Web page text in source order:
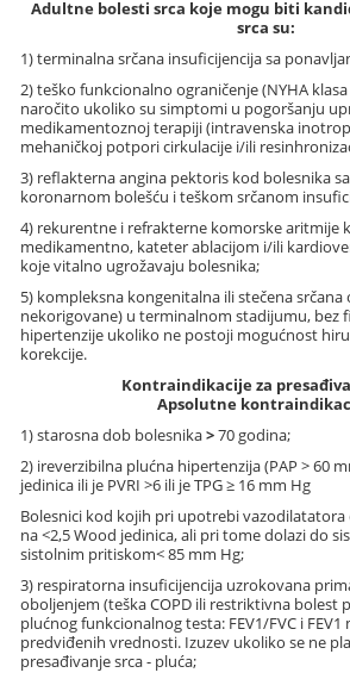
Adultne bolesti srca koje mogu biti
srca su:
1) terminalna srčana insuficijencija sa
2) teško funkcionalno ograničenje (NYHA
naročito ukoliko su simptomi u pogoršanju
medikamentoznoj terapiji (intravenska
mehaničkoj potpori cirkulacije i/ili
3) reflakterna angina pektoris kod bolesnika
koronarnom bolešću i teškom srčanom
4) rekurentne i refrakterne komorske aritmije
medikamentno, kateter ablacijom i/ili
koje vitalno ugrožavaju bolesnika;
5) kompleksna kongenitalna ili stečena
nekorigovane) u terminalnom stadijumu, bez
hipertenzije ukoliko ne postoji mogućnost
korekcije.
Kontraindikacije za
Apsolutne
1) starosna dob bolesnika>70 godina;
2) ireverzibilna plućna hipertenzija (PAP > 60
jedinica ili je PVRI >6 ili je TPG ≥ 16 mm Hg
Bolesnici kod kojih pri upotrebi vazodilatatora
na <2,5 Wood jedinica, ali pri tome dolazi do
sistolnim pritiskom< 85 mm Hg;
3) respiratorna insuficijencija uzrokovana
oboljenjem (teška COPD ili restriktivna bolest
plućnog funkcionalnog testa: FEV1/FVC i FEV1
predviđenih vrednosti. Izuzev ukoliko se ne
presađivanje srca - pluća;